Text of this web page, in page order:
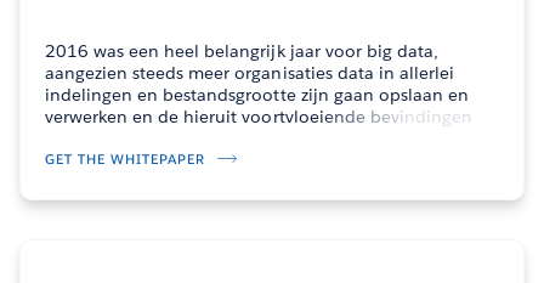
2016 was een heel belangrijk jaar voor big data,
aangezien steeds meer organisaties data in allerlei
indelingen en bestandsgrootte zijn gaan opslaan en
verwerken en de hieruit voortvloeiende bevindingen
systemen die ondersteuning bieden voor grote…
GET THE WHITEPAPER